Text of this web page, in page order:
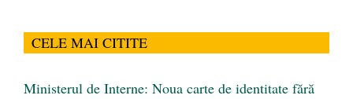
CELE MAI CITITE
Ministerul de Interne: Noua carte de identitate fără